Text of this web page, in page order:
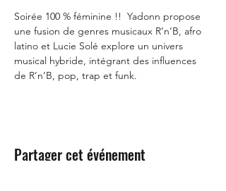
Soirée 100 % féminine !!  Yadonn propose
une fusion de genres musicaux R’n’B, afro
latino et Lucie Solé explore un univers
musical hybride, intégrant des influences
de R’n’B, pop, trap et funk.
Partager cet événement